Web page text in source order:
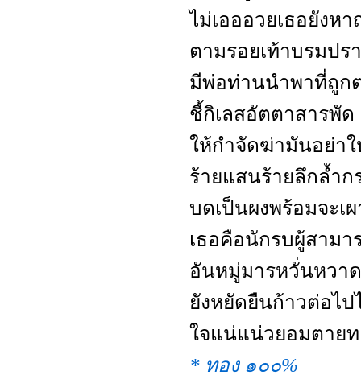
ไม่เอออวยเธอยังห
ตามรอยเท้าบรมป
มีพ่อท่านนำพาที่ถูก
ชี้กิเลสอัตตาสารพัด
ให้กำจัดฆ่ามันอย่า
ร้ายแสนร้ายลึกล้ำก
บดเป็นผงพร้อมจะเ
เธอคือนักรบผู้สามา
อันหมู่มารหวั่นหวา
ยังหยัดยืนก้าวต่อไ
ใจแน่แน่วยอมตายท
* ทอง ๑๐๐%